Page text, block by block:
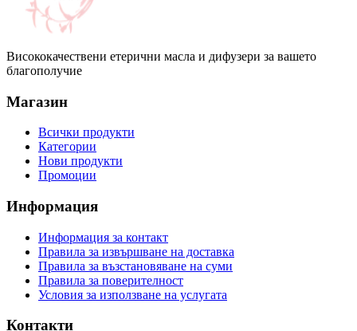
Висококачествени етерични масла и дифузери за вашето
благополучие
Магазин
Всички продукти
Категории
Нови продукти
Промоции
Информация
Информация за контакт
Правила за извършване на доставка
Правила за възстановяване на суми
Правила за поверителност
Условия за използване на услугата
Контакти